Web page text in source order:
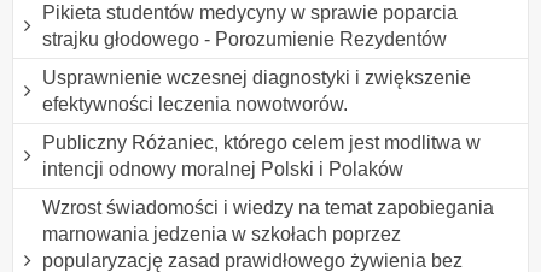
Pikieta studentów medycyny w sprawie poparcia
strajku głodowego - Porozumienie Rezydentów
Usprawnienie wczesnej diagnostyki i zwiększenie
efektywności leczenia nowotworów.
Publiczny Różaniec, którego celem jest modlitwa w
intencji odnowy moralnej Polski i Polaków
Wzrost świadomości i wiedzy na temat zapobiegania
marnowania jedzenia w szkołach poprzez
popularyzację zasad prawidłowego żywienia bez